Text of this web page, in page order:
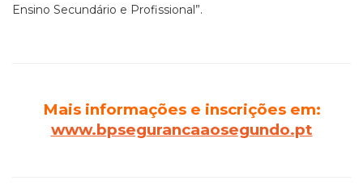
Ensino Secundário e Profissional”.
Mais informações e inscrições em:
www.bpsegurancaaosegundo.pt